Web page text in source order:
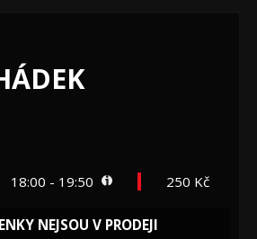
18:00 - 19:50 250 Kč
NEJSOU V PRODEJI